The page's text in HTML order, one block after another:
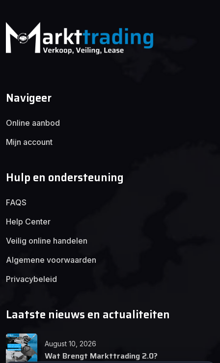
Navigeer
Online aanbod
Mijn account
Hulp en ondersteuning
FAQS
Help Center
Veilig online handelen
Algemene voorwaarden
Privacybeleid
Laatste nieuws en actualiteiten
August 10, 2026
Wat Brengt Markttrading 2.0?